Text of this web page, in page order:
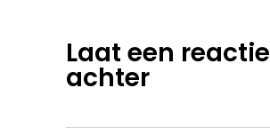
Laat een reactie
achter